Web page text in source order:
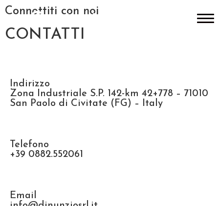
Shop
Contatti
Connettiti con noi
CONTATTI
Indirizzo
Zona Industriale S.P. 142-km 42+778 – 71010
San Paolo di Civitate (FG) – Italy
Telefono
+39 0882.552061
Email